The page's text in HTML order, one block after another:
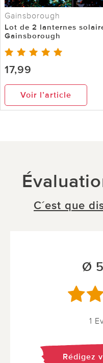
Gainsborough
Lot de 2 lanternes
Gainsborough
17,99
Voir l’article
C´est que
Ø
1
Rédigez